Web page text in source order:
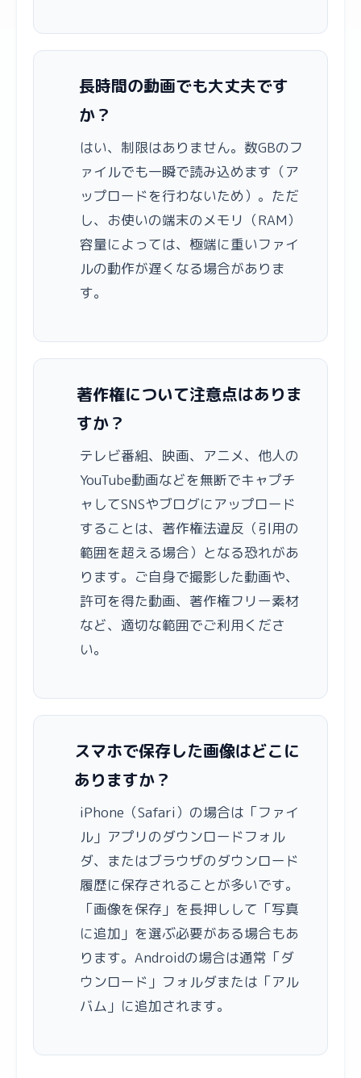
長時間の動画でも大丈夫です
か？
はい、制限はありません。数GBのフ
ァイルでも一瞬で読み込めます（ア
ップロードを行わないため）。ただ
し、お使いの端末のメモリ（RAM）
容量によっては、極端に重いファイ
ルの動作が遅くなる場合がありま
す。
著作権について注意点はありま
すか？
テレビ番組、映画、アニメ、他人の
YouTube動画などを無断でキャプチ
ャしてSNSやブログにアップロード
することは、著作権法違反（引用の
範囲を超える場合）となる恐れがあ
ります。ご自身で撮影した動画や、
許可を得た動画、著作権フリー素材
など、適切な範囲でご利用くださ
い。
スマホで保存した画像はどこに
ありますか？
iPhone（Safari）の場合は「ファイ
ル」アプリのダウンロードフォル
ダ、またはブラウザのダウンロード
履歴に保存されることが多いです。
「画像を保存」を長押しして「写真
に追加」を選ぶ必要がある場合もあ
ります。Androidの場合は通常「ダ
ウンロード」フォルダまたは「アル
バム」に追加されます。